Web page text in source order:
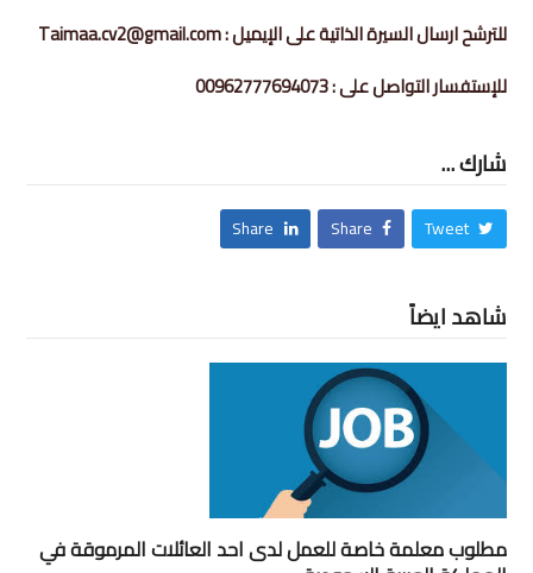
للترشح ارسال السيرة الذاتية على الإيميل : Taimaa.cv2@gmail.com
للإستفسار التواصل على : 00962777694073
شارك ...
Tweet
Share
Share
شاهد ايضاً
مطلوب معلمة خاصة للعمل لدى احد العائلات المرموقة في